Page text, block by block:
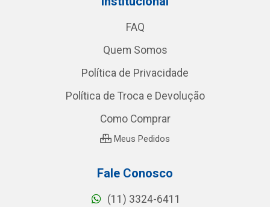
FAQ
Quem Somos
Política de Privacidade
Política de Troca e Devolução
Como Comprar
Meus Pedidos
Fale Conosco
(11) 3324-6411